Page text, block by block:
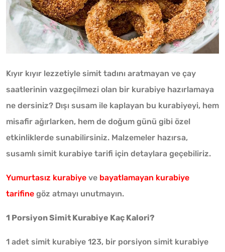
Kıyır kıyır lezzetiyle simit tadını aratmayan ve çay
saatlerinin vazgeçilmezi olan bir kurabiye hazırlamaya
ne dersiniz? Dışı susam ile kaplayan bu kurabiyeyi, hem
misafir ağırlarken, hem de doğum günü gibi özel
etkinliklerde sunabilirsiniz. Malzemeler hazırsa,
susamlı simit kurabiye tarifi için detaylara geçebiliriz.
Yumurtasız kurabiye ve bayatlamayan kurabiye
tarifine göz atmayı unutmayın.
1 Porsiyon Simit Kurabiye Kaç Kalori?
1 adet simit kurabiye 123, bir porsiyon simit kurabiye